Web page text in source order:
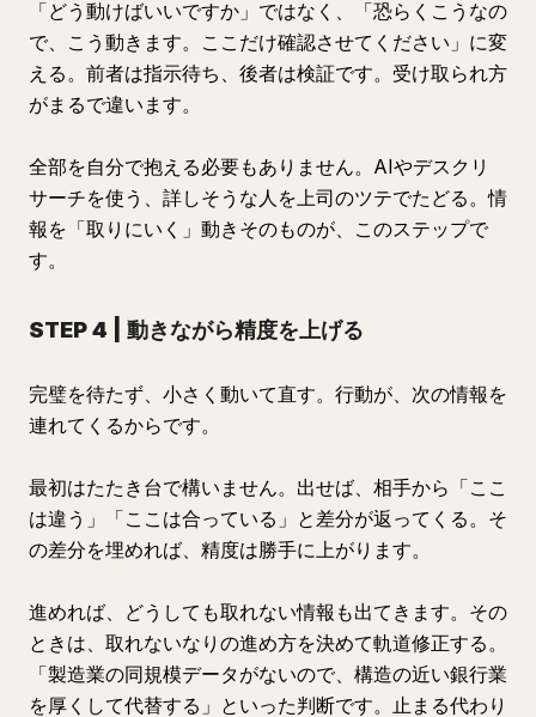
「どう動けばいいですか」ではなく、「恐らくこうなの
で、こう動きます。ここだけ確認させてください」に変
える。前者は指示待ち、後者は検証です。受け取られ方
がまるで違います。
全部を自分で抱える必要もありません。AIやデスクリ
サーチを使う、詳しそうな人を上司のツテでたどる。情
報を「取りにいく」動きそのものが、このステップで
す。
STEP 4 | 動きながら精度を上げる
完璧を待たず、小さく動いて直す。行動が、次の情報を
連れてくるからです。
最初はたたき台で構いません。出せば、相手から「ここ
は違う」「ここは合っている」と差分が返ってくる。そ
の差分を埋めれば、精度は勝手に上がります。
進めれば、どうしても取れない情報も出てきます。その
ときは、取れないなりの進め方を決めて軌道修正する。
「製造業の同規模データがないので、構造の近い銀行業
を厚くして代替する」といった判断です。止まる代わり